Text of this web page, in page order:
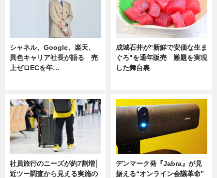
シャネル、Google、楽天、
異色キャリア社長が語る 売
上ゼロECを年…
成城石井が"新鮮で安価な生ま
ぐろ"を通年販売 難題を実現
した舞台裏
社員旅行のニーズが約7割増│
近ツー調査から見える実施の
デンマーク発『Jabra』が見
据える“オンライン会議革命”